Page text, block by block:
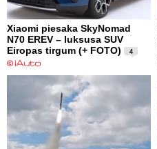
Xiaomi piesaka SkyNomad
N70 EREV – luksusa SUV
Eiropas tirgum (+ FOTO)
4